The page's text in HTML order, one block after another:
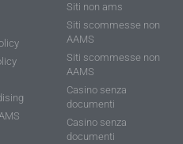
Siti non ams
Siti scommesse non
AAMS
Siti scommesse non
AAMS
Casino senza
documenti
Casino senza
documenti